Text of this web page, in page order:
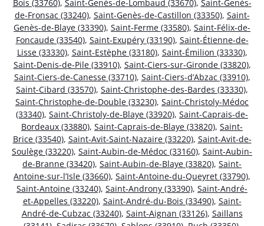
Bois (33760), Saint-Genès-de-Lombaud (33670), Saint-Genès-
de-Fronsac (33240), Saint-Genès-de-Castillon (33350), Saint-
Genès-de-Blaye (33390), Saint-Ferme (33580), Saint-Félix-de-
Foncaude (33540), Saint-Exupéry (33190), Saint-Étienne-de-
Lisse (33330), Saint-Estèphe (33180), Saint-Émilion (33330),
Saint-Denis-de-Pile (33910), Saint-Ciers-sur-Gironde (33820),
Saint-Ciers-de-Canesse (33710), Saint-Ciers-d’Abzac (33910),
Saint-Cibard (33570), Saint-Christophe-des-Bardes (33330),
Saint-Christophe-de-Double (33230), Saint-Christoly-Médoc
(33340), Saint-Christoly-de-Blaye (33920), Saint-Caprais-de-
Bordeaux (33880), Saint-Caprais-de-Blaye (33820), Saint-
Brice (33540), Saint-Avit-Saint-Nazaire (33220), Saint-Avit-de-
Soulège (33220), Saint-Aubin-de-Médoc (33160), Saint-Aubin-
de-Branne (33420), Saint-Aubin-de-Blaye (33820), Saint-
Antoine-sur-l’Isle (33660), Saint-Antoine-du-Queyret (33790),
Saint-Antoine (33240), Saint-Androny (33390), Saint-André-
et-Appelles (33220), Saint-André-du-Bois (33490), Saint-
André-de-Cubzac (33240), Saint-Aignan (33126), Saillans